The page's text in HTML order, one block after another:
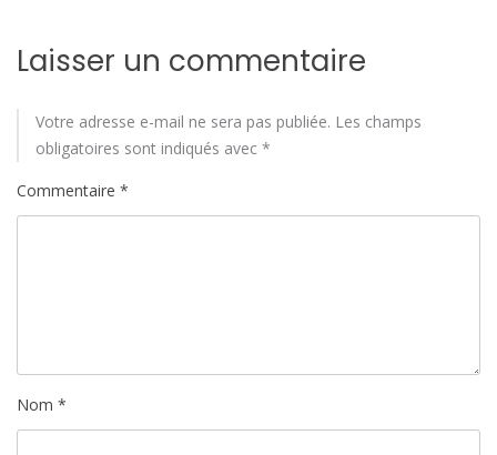
Laisser un commentaire
Votre adresse e-mail ne sera pas publiée. Les champs
obligatoires sont indiqués avec *
Commentaire *
Nom *